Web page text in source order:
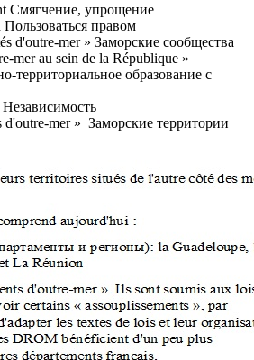
Смягчение, упрощение
правом
d'outre-mer » Заморские сообщества
mer au sein de la République »
территориальное образование с
mer » Заморские территории